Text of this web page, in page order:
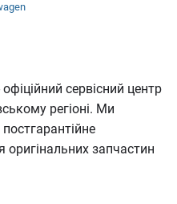
сервісний центр
регіоні. Ми
запчастин